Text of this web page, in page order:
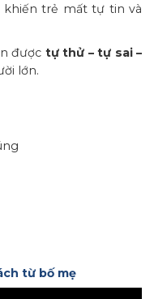
trẻ mất tự tin và
được tự thử – tự sai –
lớn.
từ bố mẹ